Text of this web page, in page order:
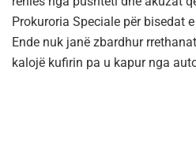
Prokuroria Speciale për bisedat
Ende nuk janë zbardhur
kalojë kufirin pa u kapur nga